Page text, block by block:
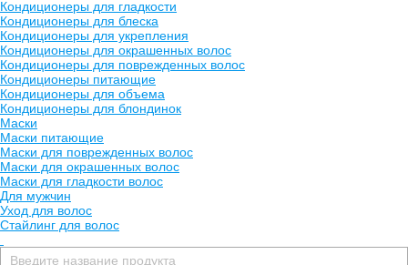
Кондиционеры для гладкости
Кондиционеры для блеска
Кондиционеры для укрепления
Кондиционеры для окрашенных волос
Кондиционеры для поврежденных волос
Кондиционеры питающие
Кондиционеры для объема
Кондиционеры для блондинок
Маски
Маски питающие
Маски для поврежденных волос
Маски для окрашенных волос
Маски для гладкости волос
Для мужчин
Уход для волос
Стайлинг для волос